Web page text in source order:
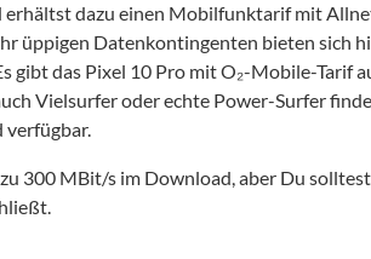
erhältst dazu einen Mobilfunktarif mit
üppigen Datenkontingenten bieten sich
gibt das Pixel 10 Pro mit O₂-Mobile-Tarif
Vielsurfer oder echte Power-Surfer
verfügbar.
300 MBit/s im Download, aber Du